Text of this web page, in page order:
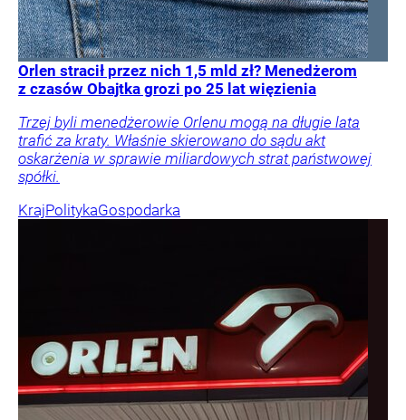
Orlen stracił przez nich 1,5 mld zł? Menedżerom
z czasów Obajtka grozi po 25 lat więzienia
Trzej byli menedżerowie Orlenu mogą na długie lata
trafić za kraty. Właśnie skierowano do sądu akt
oskarżenia w sprawie miliardowych strat państwowej
spółki.
KrajPolitykaGospodarka